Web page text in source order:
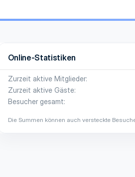
Online-Statistiken
Zurzeit aktive Mitglieder
Zurzeit aktive Gäste
Besucher gesamt
Die Summen können auch versteckte